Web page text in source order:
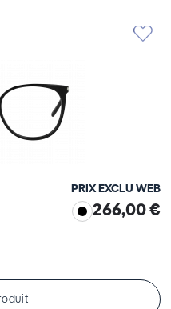
PRIX EXCLU WEB
266,00 €